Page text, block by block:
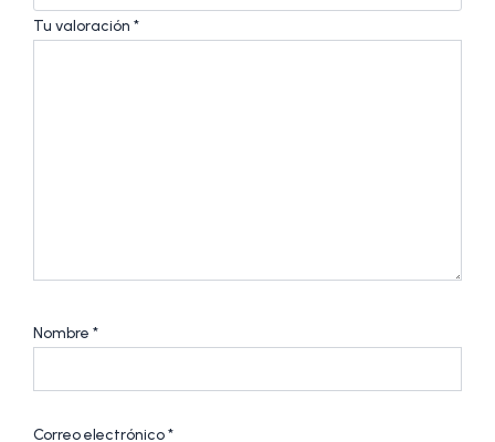
Tu valoración *
Nombre *
Correo electrónico*